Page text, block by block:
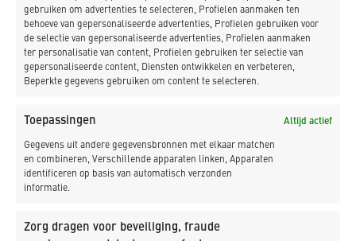
gebruiken om advertenties te selecteren, Profielen aanmaken ten
behoeve van gepersonaliseerde advertenties, Profielen gebruiken voor
de selectie van gepersonaliseerde advertenties, Profielen aanmaken
ter personalisatie van content, Profielen gebruiken ter selectie van
gepersonaliseerde content, Diensten ontwikkelen en verbeteren,
Beperkte gegevens gebruiken om content te selecteren.
Toepassingen Altijd actief
Gegevens uit andere gegevensbronnen met elkaar matchen
en combineren, Verschillende apparaten linken, Apparaten
identificeren op basis van automatisch verzonden
informatie.
Zorg dragen voor beveiliging, fraude
PROJECTINFORMATIE
Herstel kademuren havens
KD_BI